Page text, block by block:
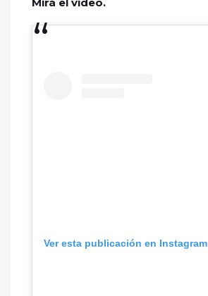
Mirá el vídeo.
Ver esta publicación en Instagram